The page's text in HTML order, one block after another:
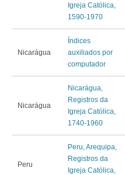
Igreja Católica,
1590-1970
Nicarágua
Índices
auxiliados por
computador
Nicarágua
Nicarágua,
Registros da
Igreja Católica,
1740-1960
Peru
Peru, Arequipa,
Registros da
Igreja Católica,